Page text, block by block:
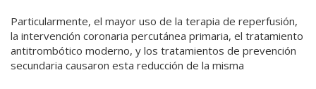
Particularmente, el mayor uso de la terapia de reperfusión,
la intervención coronaria percutánea primaria, el tratamiento
antitrombótico moderno, y los tratamientos de prevención
secundaria causaron esta reducción de la misma